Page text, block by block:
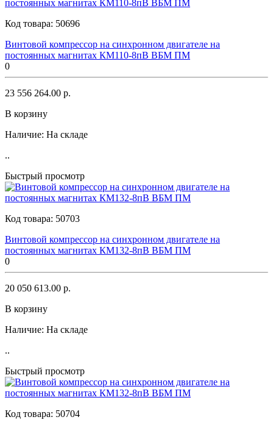
Код товара: 50696
Винтовой компрессор на синхронном двигателе на
постоянных магнитах КМ110-8пВ ВБМ ПМ
0
23 556 264.00 р.
В корзину
Наличие: На складе
..
Быстрый просмотр
Код товара: 50703
Винтовой компрессор на синхронном двигателе на
постоянных магнитах КМ132-8пВ ВБМ ПМ
0
20 050 613.00 р.
В корзину
Наличие: На складе
..
Быстрый просмотр
Код товара: 50704